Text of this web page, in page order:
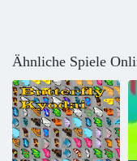
Ähnliche Spiele